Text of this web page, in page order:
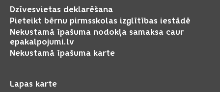
Dzīvesvietas deklarēšana
Pieteikt bērnu pirmsskolas izglītības iestādē
Nekustamā īpašuma nodokļa samaksa caur
epakalpojumi.lv
Nekustamā īpašuma karte
Lapas karte